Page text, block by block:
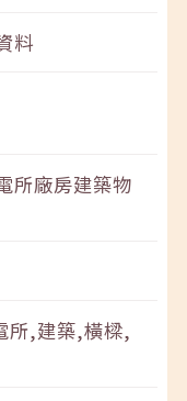
料
所廠房建築物
所,建築,橫樑,